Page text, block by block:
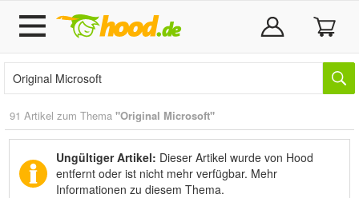
91 Artikel zum Thema "Original Microsoft"
Ungültiger Artikel: Dieser Artikel wurde von Hood
entfernt oder ist nicht mehr verfügbar. Mehr
Informationen zu diesem Thema.